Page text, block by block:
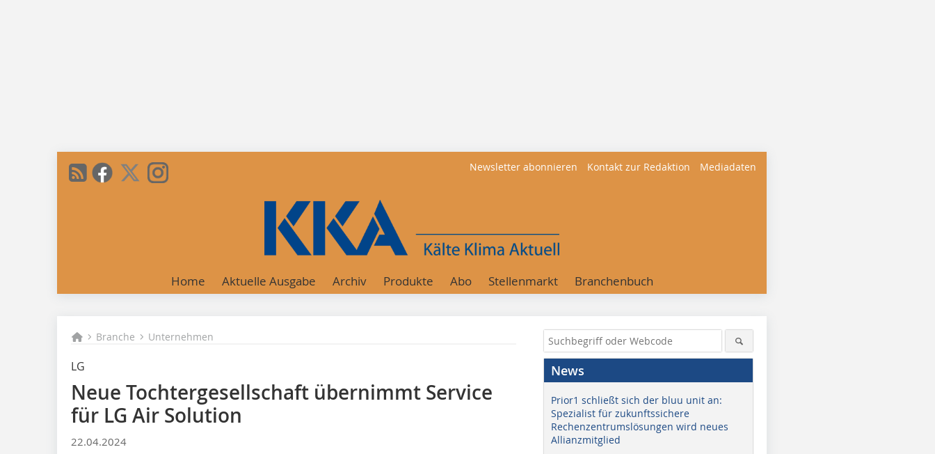
Newsletter abonnieren Kontakt zur Redaktion Mediadaten
Home Aktuelle Ausgabe Archiv Produkte Abo Stellenmarkt Branchenbuch
Branche Unternehmen
LG
Neue Tochtergesellschaft übernimmt Service
für LG Air Solution
22.04.2024
News
Prior1 schließt sich der bluu unit an:
Spezialist für zukunftssichere
Rechenzentrumslösungen wird neues
Allianzmitglied